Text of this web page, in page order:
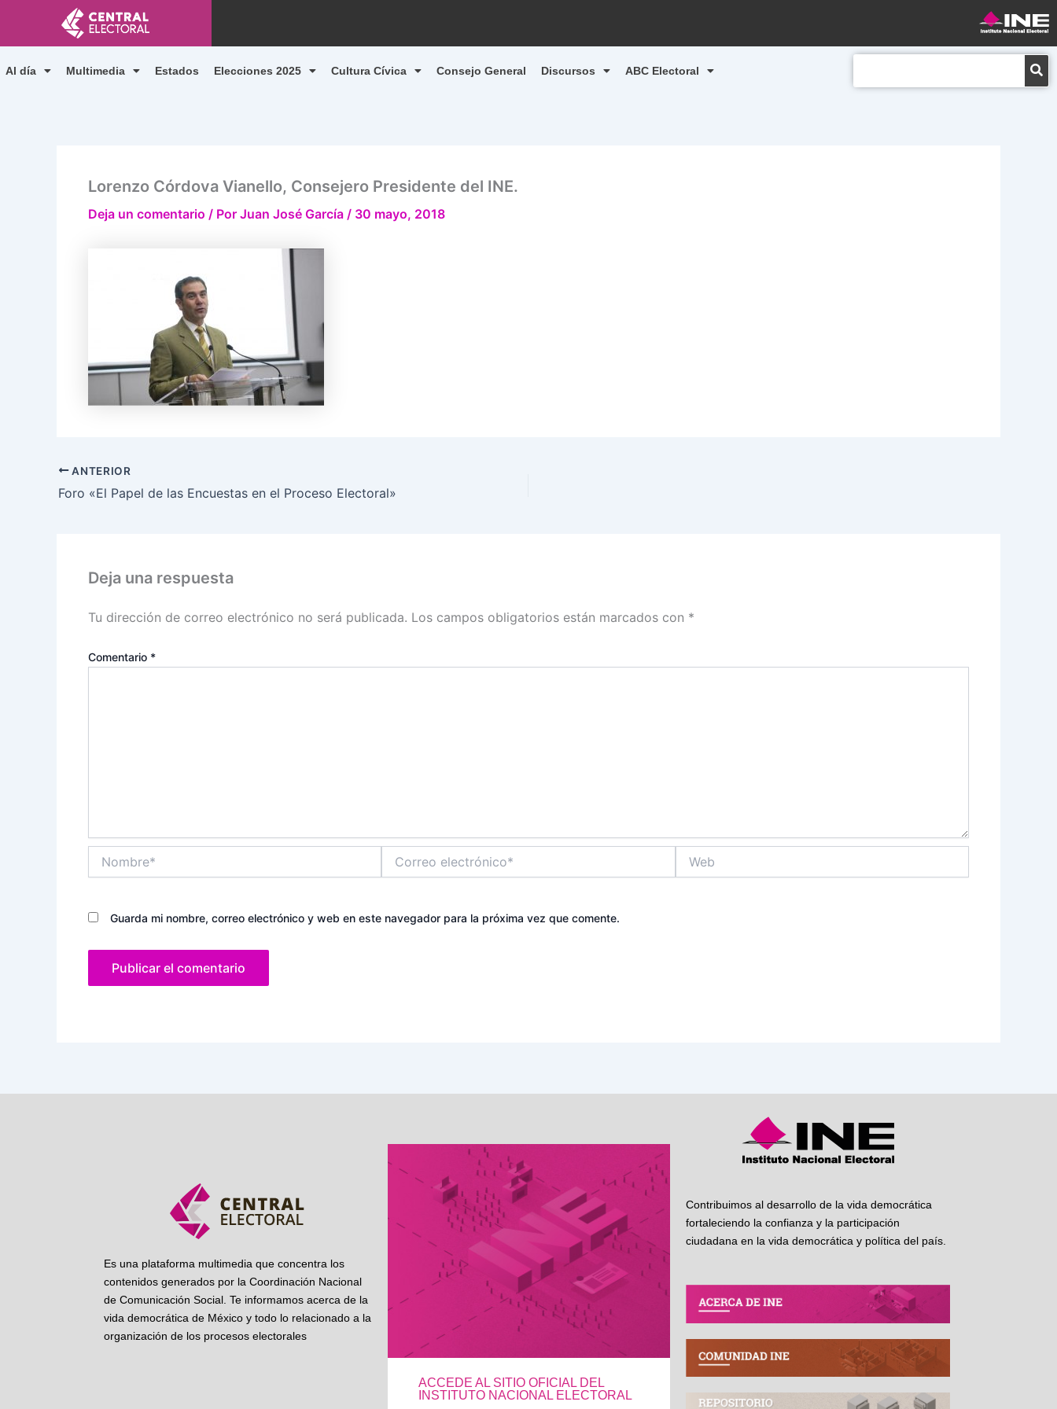
contenido
Al día Multimedia Estados Elecciones 2025 Cultura Cívica Consejo General Discursos ABC Electoral
Lorenzo Córdova Vianello, Consejero Presidente del INE.
Deja un comentario / Por Juan José García / 30 mayo, 2018
ANTERIOR
Foro «El Papel de las Encuestas en el Proceso Electoral»
Deja una respuesta
Tu dirección de correo electrónico no será publicada. Los campos obligatorios están marcados con *
Comentario *
electrónico*
Guarda mi nombre, correo electrónico y web en este navegador para la próxima vez que comente.
Es una plataforma multimedia que concentra los
contenidos generados por la Coordinación Nacional
de Comunicación Social. Te informamos acerca de la
vida democrática de México y todo lo relacionado a la
organización de los procesos electorales
ACCEDE AL SITIO OFICIAL DEL
INSTITUTO NACIONAL ELECTORAL
Contribuimos al desarrollo de la vida democrática
fortaleciendo la confianza y la participación
ciudadana en la vida democrática y política del país.